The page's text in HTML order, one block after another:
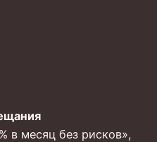
в месяц без рисков»,